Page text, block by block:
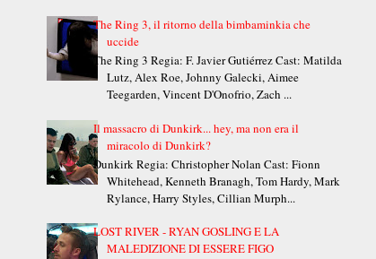
The Ring 3, il ritorno della bimbaminkia che
uccide
The Ring 3 Regia: F. Javier Gutiérrez Cast: Matilda
Lutz, Alex Roe, Johnny Galecki, Aimee
Teegarden, Vincent D'Onofrio, Zach ...
Il massacro di Dunkirk... hey, ma non era il
miracolo di Dunkirk?
Dunkirk Regia: Christopher Nolan Cast: Fionn
Whitehead, Kenneth Branagh, Tom Hardy, Mark
Rylance, Harry Styles, Cillian Murph...
LOST RIVER - RYAN GOSLING E LA
MALEDIZIONE DI ESSERE FIGO